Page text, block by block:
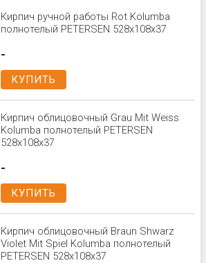
Кирпич ручной работы Rot Kolumba
полнотелый PETERSEN 528x108x37
-
КУПИТЬ
Кирпич облицовочный Grau Mit Weiss
Kolumba полнотелый PETERSEN
528x108x37
-
КУПИТЬ
Кирпич облицовочный Braun Shwarz
Violet Mit Spiel Kolumba полнотелый
PETERSEN 528x108x37